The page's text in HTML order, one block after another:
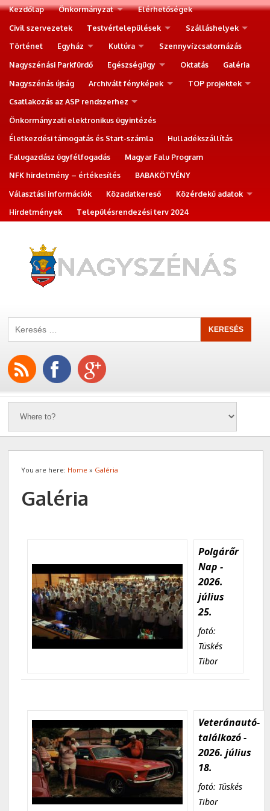
Kezdőlap Önkormányzat
Elérhetőségek
Civil szervezetek
Testvértelepülések
Szálláshelyek
Történet
Egyház Kultúra
Szennyvízcsatornázás
Nagyszénási Parkfürdő
Egészségügy Oktatás
Galéria
Nagyszénás újság
Archivált fényképek
TOP projektek
Csatlakozás az ASP rendszerhez
Önkormányzati elektronikus ügyintézés
Életkezdési támogatás és Start-számla
Hulladékszállítás
Falugazdász ügyfélfogadás
Magyar Falu Program
NFK hirdetmény – értékesítés
BABAKÖTVÉNY
Választási információk
Közadatkereső
Közérdekű adatok
Hirdetmények
Településrendezési terv 2024
You are here: Home » Galéria
Galéria
Polgárőr
Nap -
2026.
július
25.
fotó:
Tüskés
Tibor
Veteránautó-
találkozó -
2026. július
18.
fotó: Tüskés
Tibor